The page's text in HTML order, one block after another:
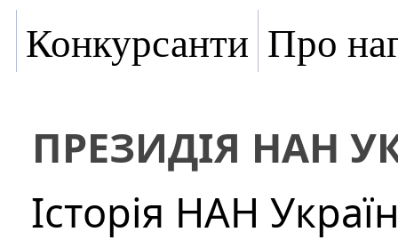
Конкурсанти Про
ПРЕЗИДІЯ НАН
Історія НАН